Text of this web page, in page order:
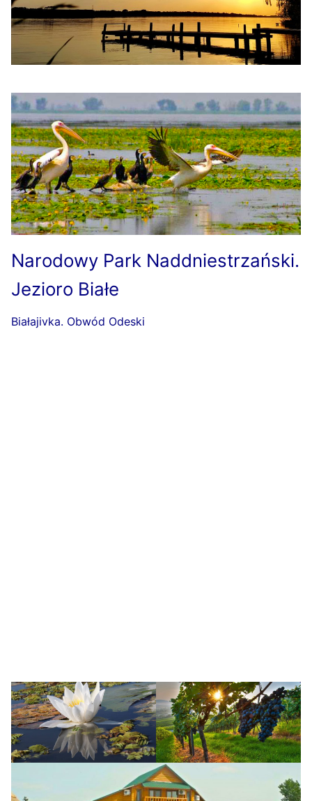
Narodowy Park Naddniestrzański.
Jezioro Białe
Białajivka. Obwód Odeski